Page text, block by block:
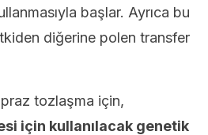
başlar. Ayrıca bu
diğerine polen transfer
tozlaşma için,
için kullanılacak genetik